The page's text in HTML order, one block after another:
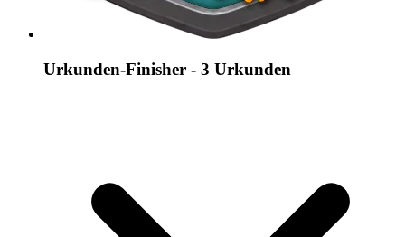
Urkunden-Finisher - 3 Urkunden